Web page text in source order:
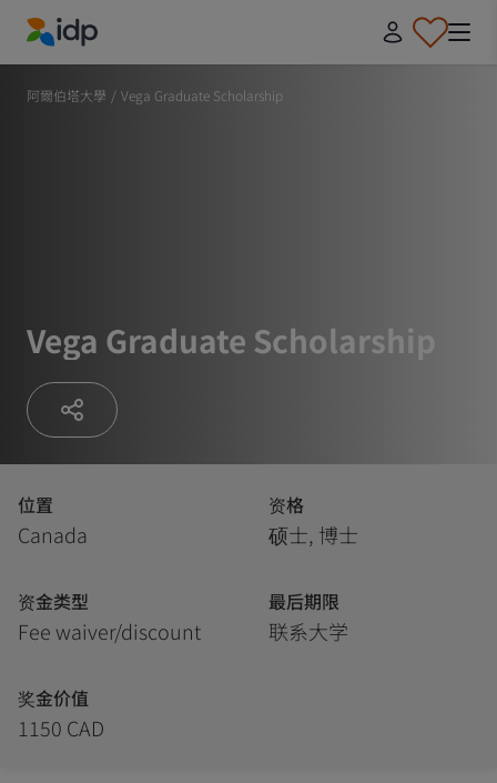
IDP Education
阿爾伯塔大學 / Vega Graduate Scholarship
Vega Graduate Scholarship
位置
Canada
资格
硕士, 博士
资金类型
Fee waiver/discount
最后期限
联系大学
奖金价值
1150 CAD